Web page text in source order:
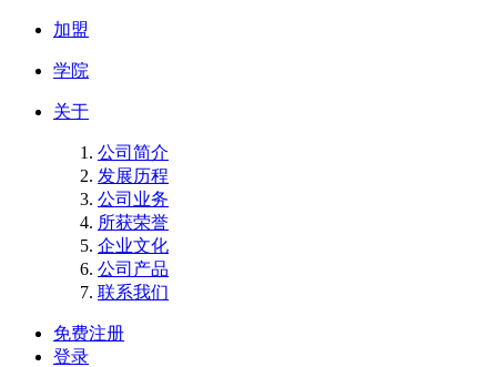
加盟
学院
关于
公司简介
发展历程
公司业务
所获荣誉
企业文化
公司产品
联系我们
免费注册
登录